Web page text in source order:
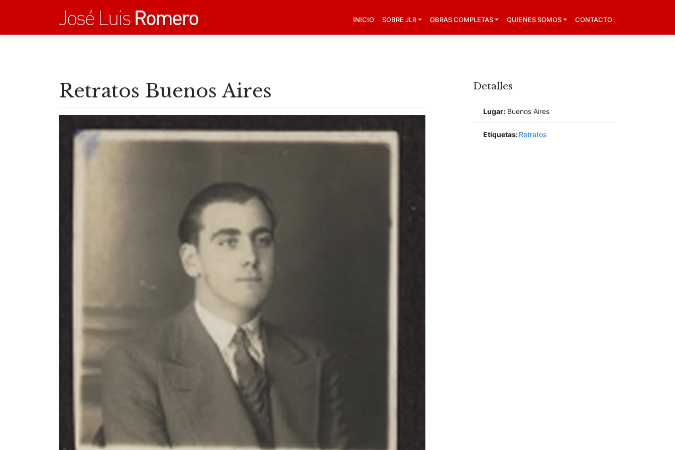
INICIO SOBRE JLR OBRAS COMPLETAS QUIENES SOMOS CONTACTO
Retratos Buenos Aires Detalles
Lugar: Buenos Aires
Etiquetas:Retratos